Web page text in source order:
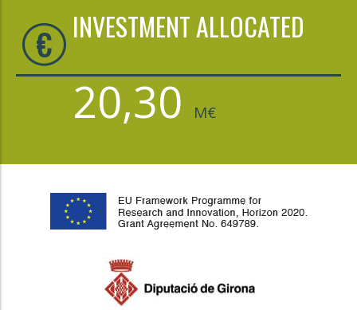
INVESTMENT ALLOCATED
20,30 M€